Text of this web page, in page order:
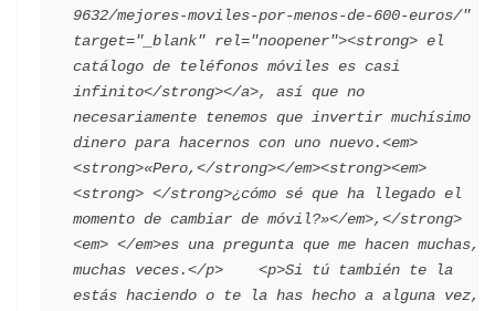
9632/mejores-moviles-por-menos-de-600-euros/"
target="_blank" rel="noopener"><strong> el
catálogo de teléfonos móviles es casi
infinito</strong></a>, así que no
necesariamente tenemos que invertir muchísimo
dinero para hacernos con uno nuevo.<em>
<strong>«Pero,</strong></em><strong><em>
<strong> </strong>¿cómo sé que ha llegado el
momento de cambiar de móvil?»</em>,</strong>
<em> </em>es una pregunta que me hacen muchas,
muchas veces.</p>    <p>Si tú también te la
estás haciendo o te la has hecho a alguna vez,